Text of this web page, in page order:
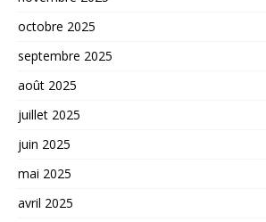
octobre 2025
septembre 2025
août 2025
juillet 2025
juin 2025
mai 2025
avril 2025